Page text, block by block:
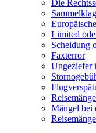
Die
Limited
Scheidung
Faxterror
Ungeziefer
Mängel bei